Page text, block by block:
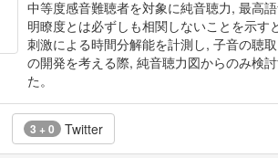
中等度感音難聴者を対象に純音聴力, 最高
明瞭度とは必ずしも相関しないことを示
刺激による時間分解能を計測し, 子音の聴
の開発を考える際, 純音聴力図からのみ検
た。
3 + 0 Twitter